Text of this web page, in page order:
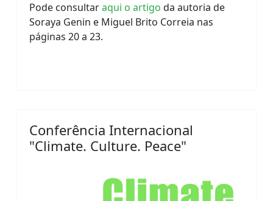
Pode consultaraqui o artigo da autoria de
Soraya Genin e Miguel Brito Correia nas
páginas 20 a 23.
Conferência Internacional
"Climate. Culture. Peace"